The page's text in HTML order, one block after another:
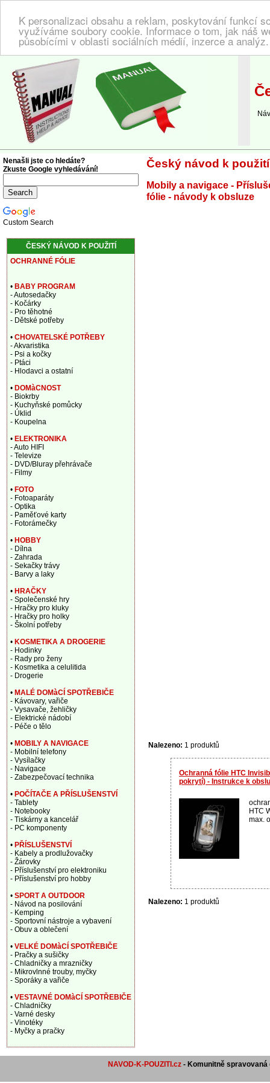
K personalizaci obsahu a reklam, poskytování funkcí
využíváme soubory cookie. Informace o tom, jak náš
působícími v oblasti sociálních médií, inzerce a
NÁVOD K POUŽITÍ| Zde najdete český návod!
Český návod k
Mobily a navigace -
fólie - návody k obsluze
Nalezeno: 1 produktů
Ochranná fólie HTC
pokrytí) - Instrukce k
HTC
max.
Nalezeno: 1 produktů
Nenašli jste co hledáte?
Zkuste Google vyhledávání!
Custom Search
ČESKÝ NÁVOD K POUŽITÍ
OCHRANNÉ FÓLIE
• BABY PROGRAM
- Autosedačky
- Kočárky
- Pro těhotné
- Dětské potřeby
• CHOVATELSKÉ POTŘEBY
- Akvaristika
- Psi a kočky
- Ptáci
- Hlodavci a ostatní
• DOMàCNOST
- Biokrby
- Kuchyňské pomůcky
- Úklid
- Koupelna
• ELEKTRONIKA
- Auto HIFI
- Televize
- DVD/Bluray přehrávače
- Filmy
• FOTO
- Fotoaparáty
- Optika
- Paměťové karty
- Fotorámečky
• HOBBY
- Dílna
- Zahrada
- Sekačky trávy
- Barvy a laky
• HRAČKY
- Společenské hry
- Hračky pro kluky
- Hračky pro holky
- Školní potřeby
• KOSMETIKA A DROGERIE
- Hodinky
- Rady pro ženy
- Kosmetika a celulitida
- Drogerie
• MALÉ DOMàCÍ SPOTŘEBIČE
- Kávovary, vařiče
- Vysavače, žehličky
- Elektrické nádobí
- Péče o tělo
• MOBILY A NAVIGACE
- Mobilní telefony
- Vysílačky
- Navigace
- Zabezpečovací technika
• POČÍTAČE A PŘÍSLUŠENSTVÍ
- Tablety
- Notebooky
- Tiskárny a kancelář
- PC komponenty
• PŘÍSLUŠENSTVÍ
- Kabely a prodlužovačky
- Žárovky
- Příslušenství pro elektroniku
- Příslušenství pro hobby
• SPORT A OUTDOOR
- Návod na posilování
- Kemping
- Sportovní nástroje a vybavení
- Obuv a oblečení
• VELKÉ DOMàCÍ SPOTŘEBIČE
- Pračky a sušičky
- Chladničky a mrazničky
- Mikrovlnné trouby, myčky
- Sporáky a vařiče
• VESTAVNÉ DOMàCÍ SPOTŘEBIČE
- Chladničky
- Varné desky
- Vinotéky
- Myčky a pračky
NAVOD-K-POUZITI.cz - Komunitně